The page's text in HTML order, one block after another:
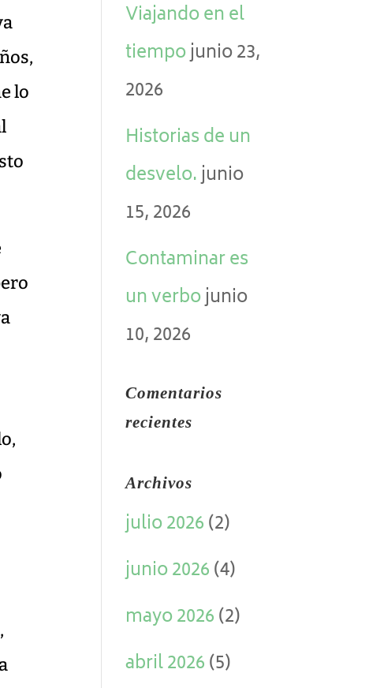
lo
Viajando en el
tiempojunio 23,
2026
Historias de un
desvelo.junio
15, 2026
Contaminar es
un verbojunio
10, 2026
Comentarios
recientes
Archivos
julio 2026(2)
junio 2026(4)
mayo 2026(2)
abril 2026(5)